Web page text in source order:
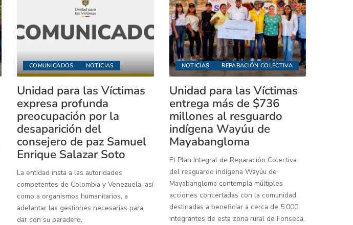
COMUNICADOS NOTICIAS
Unidad para las Víctimas
expresa profunda
preocupación por la
desaparición del
consejero de paz Samuel
Enrique Salazar Soto
La entidad insta a las autoridades
competentes de Colombia y Venezuela, así
como a organismos humanitarios, a
adelantar las gestiones necesarias para
dar con su paradero.
NOTICIAS REPARACIÓN COLECTIVA
Unidad para las Víctimas
entrega más de $736
millones al resguardo
indígena Wayúu de
Mayabangloma
El Plan Integral de Reparación Colectiva
del resguardo indígena Wayúu de
Mayabangloma contempla múltiples
acciones concertadas con la comunidad,
destinadas a beneficiar a cerca de 5.000
integrantes de esta zona rural de Fonseca.